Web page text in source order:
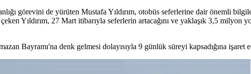
görevini de yürüten Mustafa Yıldırım, otobüs seferlerine dair önemli
Yıldırım, 27 Mart itibarıyla seferlerin artacağını ve yaklaşık 3,5 milyon
Bayramı'na denk gelmesi dolayısıyla 9 günlük süreyi kapsadığına işaret